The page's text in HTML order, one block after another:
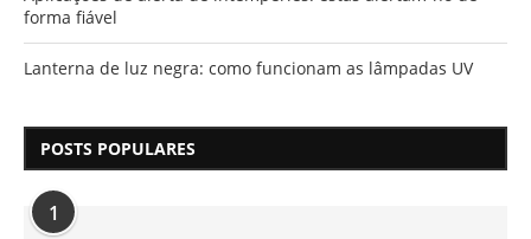
forma fiável
Lanterna de luz negra: como funcionam as lâmpadas UV
POSTS POPULARES
1